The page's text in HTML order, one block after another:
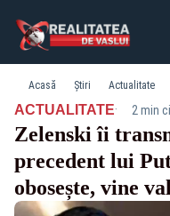
Acasă Știri Actualitate
ACTUALITATE· 2 min
Zelenski îi
precedent lui
obosește, vine